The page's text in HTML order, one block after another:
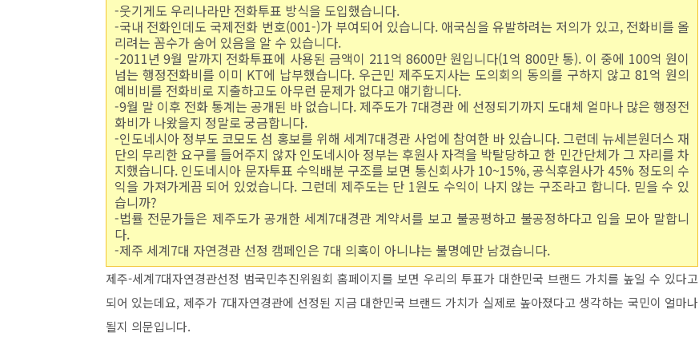
-웃기게도 우리나라만 전화투표 방식을 도입했습니다.
-국내 전화인데도 국제전화 번호(001-)가 부여되어 있습니다. 애국심을 유발하려는 저의가 있고, 전화비를 올
리려는 꼼수가 숨어 있음을 알 수 있습니다.
-2011년 9월 말까지 전화투표에 사용된 금액이 211억 8600만 원입니다(1억 800만 통). 이 중에 100억 원이
넘는 행정전화비를 이미 KT에 납부했습니다. 우근민 제주도지사는 도의회의 동의를 구하지 않고 81억 원의
예비비를 전화비로 지출하고도 아무런 문제가 없다고 얘기합니다.
-9월 말 이후 전화 통계는 공개된 바 없습니다. 제주도가 7대경관 에 선정되기까지 도대체 얼마나 많은 행정전
화비가 나왔을지 정말로 궁금합니다.
-인도네시아 정부도 코모도 섬 홍보를 위해 세계7대경관 사업에 참여한 바 있습니다. 그런데 뉴세븐원더스 재
단의 무리한 요구를 들어주지 않자 인도네시아 정부는 후원사 자격을 박탈당하고 한 민간단체가 그 자리를 차
지했습니다. 인도네시아 문자투표 수익배분 구조를 보면 통신회사가 10~15%, 공식후원사가 45% 정도의 수
익을 가져가게끔 되어 있었습니다. 그런데 제주도는 단 1원도 수익이 나지 않는 구조라고 합니다. 믿을 수 있
습니까?
-법률 전문가들은 제주도가 공개한 세계7대경관 계약서를 보고 불공평하고 불공정하다고 입을 모아 말합니
다.
-제주 세계7대 자연경관 선정 캠페인은 7대 의혹이 아니냐는 불명예만 남겼습니다.
제주-세계7대자연경관선정 범국민추진위원회 홈페이지를 보면 우리의 투표가 대한민국 브랜드 가치를 높일 수 있다고
되어 있는데요, 제주가 7대자연경관에 선정된 지금 대한민국 브랜드 가치가 실제로 높아졌다고 생각하는 국민이 얼마나
될지 의문입니다.